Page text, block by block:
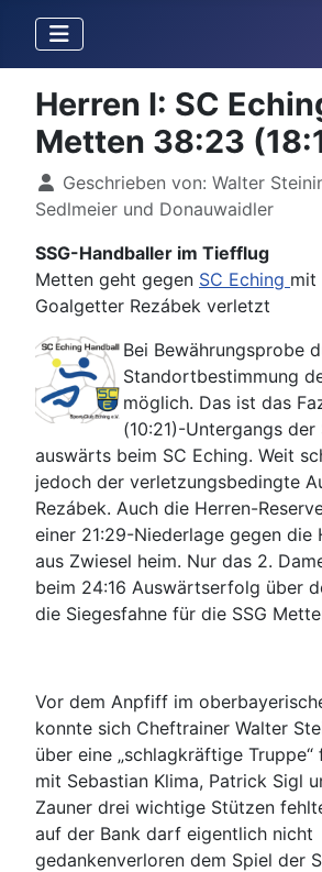
Herren I: SC
Metten 38:23
DetailsGeschrieben von: Walter
Sedlmeier und Donauwaidler
SSG-Handballer im Tiefflug
Metten geht gegen SC Eching mit
Goalgetter Rezábek verletzt
Bei Bewährungsprobe
Standortbestimmung
möglich. Das ist das
(10:21)-Untergangs der
auswärts beim SC Eching. Weit
jedoch der verletzungsbedingte
Rezábek. Auch die Herren-
einer 21:29-Niederlage gegen die
aus Zwiesel heim. Nur das 2.
beim 24:16 Auswärtserfolg über
die Siegesfahne für die SSG
Vor dem Anpfiff im
konnte sich Cheftrainer Walter
über eine „schlagkräftige
mit Sebastian Klima, Patrick Sigl
Zauner drei wichtige Stützen
auf der Bank darf eigentlich nicht
gedankenverloren dem Spiel der